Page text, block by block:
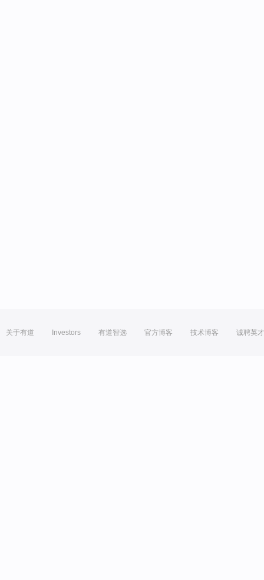
关于有道 Investors 有道智选 官方博客 技术博客 诚聘英才